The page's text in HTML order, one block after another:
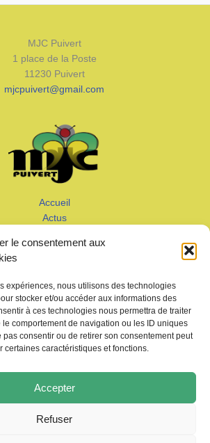
le consentement aux
expériences, nous utilisons des technologies
stocker et/ou accéder aux informations des
à ces technologies nous permettra de traiter
comportement de navigation ou les ID uniques
pas consentir ou de retirer son consentement peut
certaines caractéristiques et fonctions.
Accepter
Refuser
MJC Puivert
1 place de la Poste
11230 Puivert
mjcpuivert@gmail.com
Accueil
Actus
Adhérer
Galeries – Vidéos